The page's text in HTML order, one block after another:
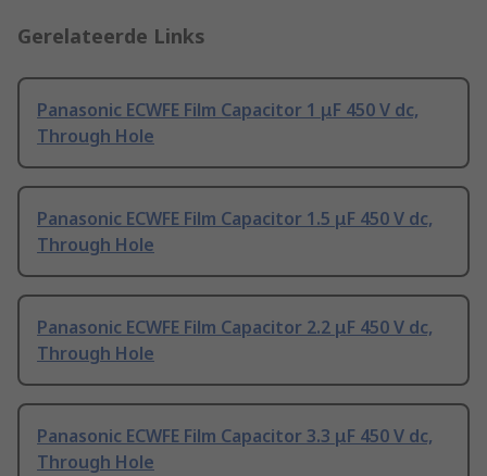
Gerelateerde Links
Panasonic ECWFE Film Capacitor 1 μF 450 V dc,
Through Hole
Panasonic ECWFE Film Capacitor 1.5 μF 450 V dc,
Through Hole
Panasonic ECWFE Film Capacitor 2.2 μF 450 V dc,
Through Hole
Panasonic ECWFE Film Capacitor 3.3 μF 450 V dc,
Through Hole